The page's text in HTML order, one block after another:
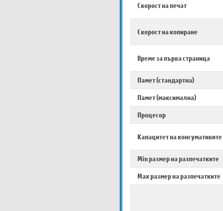
Скорост на печат
Скорост на копиране
Време за първа страница
Памет (стандартна)
Памет (максимална)
Процесор
Капацитет на консумативите
Min размер на разпечатките
Max размер на разпечатките